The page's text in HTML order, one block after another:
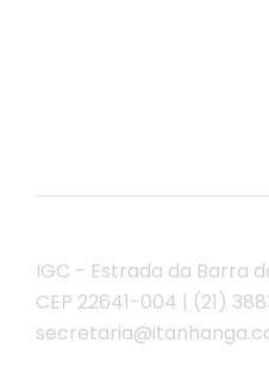
IGC - Estrada da Barra
CEP 22641-004 | (21)